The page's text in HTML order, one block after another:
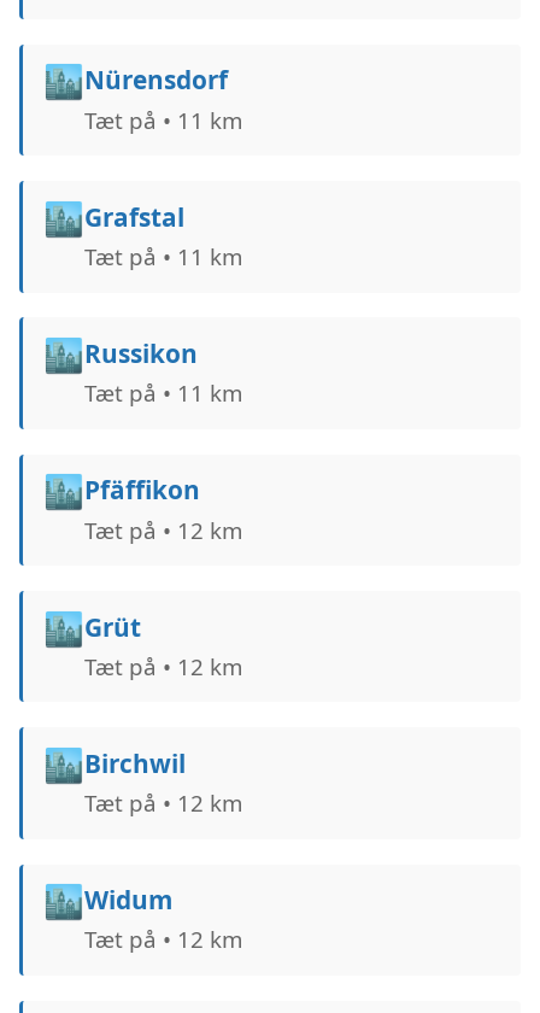
🏙️Nürensdorf
Tæt på • 11 km
🏙️Grafstal
Tæt på • 11 km
🏙️Russikon
Tæt på • 11 km
🏙️Pfäffikon
Tæt på • 12 km
🏙️Grüt
Tæt på • 12 km
🏙️Birchwil
Tæt på • 12 km
🏙️Widum
Tæt på • 12 km